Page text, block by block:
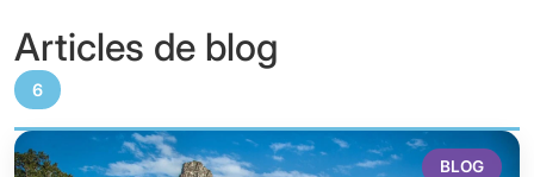
Articles de blog
6
BLOG